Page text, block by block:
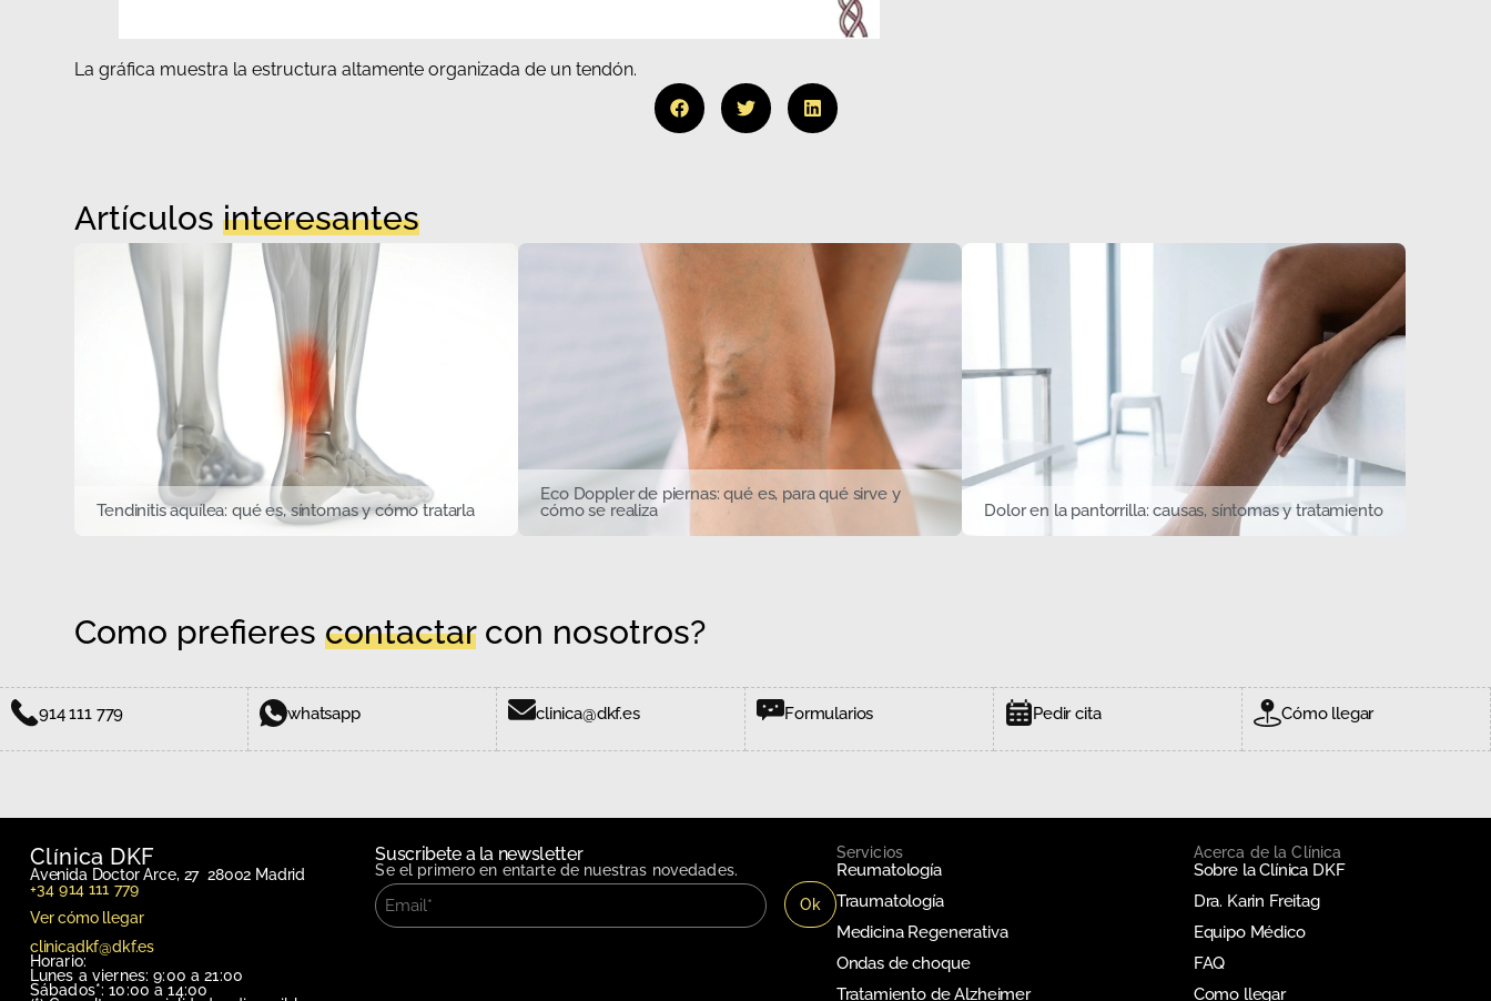
La gráfica muestra la estructura altamente organizada de un tendón.
Artículosinteresantes
Tendinitis aquílea: qué es, síntomas y cómo tratarla
Eco Doppler de piernas: qué es, para qué sirve y
cómo se realiza
Dolor en la pantorrilla: causas, síntomas y tratamiento
Como prefierescontactarcon nosotros?
914 111 779 whatsapp clinica@dkf.es Formularios Pedir cita Cómo llegar
Clínica DKF
Avenida Doctor Arce, 27 28002 Madrid
+34 914 111 779
Ver cómo llegar
clinicadkf@dkf.es
Horario:
Lunes a viernes: 9:00 a 21:00
Sábados*: 10:00 a 14:00
Suscribete a la newsletter
Se el primero en entarte de nuestras novedades.
Servicios
Reumatología
Traumatología
Medicina Regenerativa
Ondas de choque
Tratamiento de Alzheimer
Acerca de la Clínica
Sobre la Clínica DKF
Dra. Karin Freitag
Equipo Médico
FAQ
Como llegar